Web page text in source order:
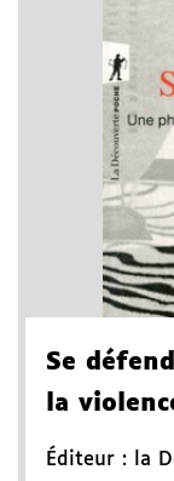
Se
la
Éditeur : la